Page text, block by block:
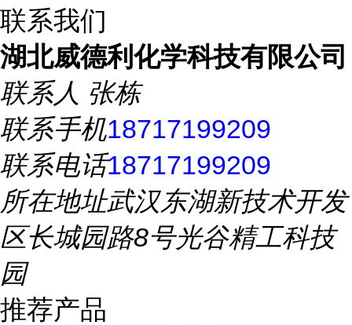
联系我们
湖北威德利化学科技有限公司
联系人 张栋
联系手机18717199209
联系电话18717199209
所在地址武汉东湖新技术开发
区长城园路8号光谷精工科技
园
推荐产品